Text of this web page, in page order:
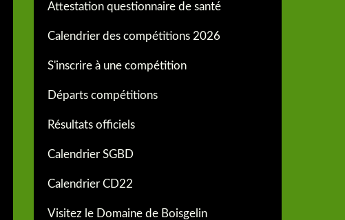
Attestation questionnaire de santé
Calendrier des compétitions 2026
S'inscrire à une compétition
Départs compétitions
Résultats officiels
Calendrier SGBD
Calendrier CD22
Visitez le Domaine de Boisgelin